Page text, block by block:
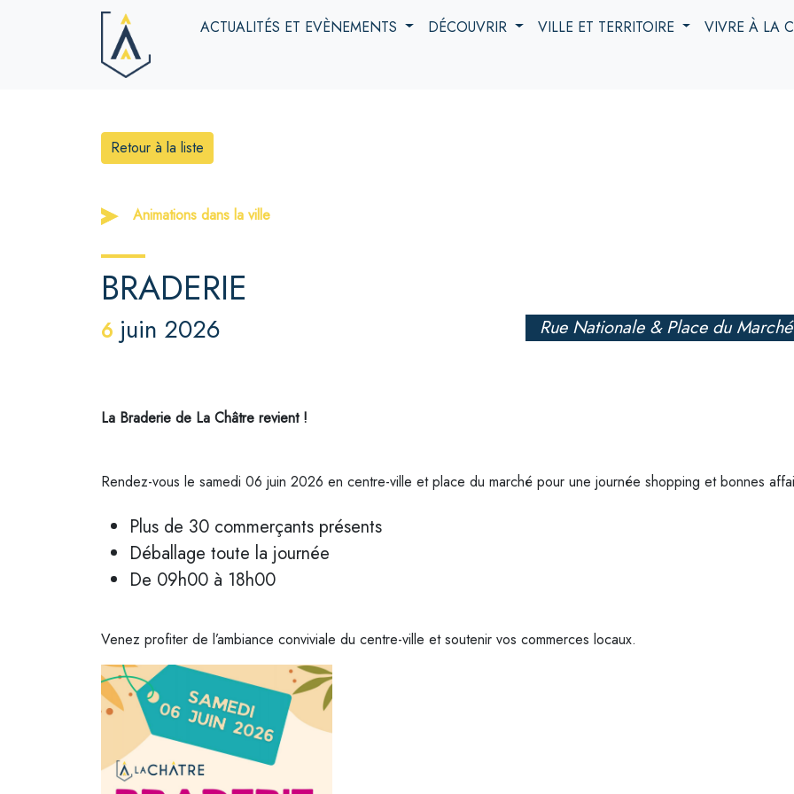
ACTUALITÉS ET EVÈNEMENTS DÉCOUVRIR VILLE ET TERRITOIRE VIVRE À LA
Retour à la liste
Animations dans la ville
BRADERIE
6 juin 2026 Rue Nationale & Place du Marché
La Braderie de La Châtre revient !
Rendez-vous le samedi 06 juin 2026 en centre-ville et place du marché pour une journée shopping et bonnes
Plus de 30 commerçants présents
Déballage toute la journée
De 09h00 à 18h00
Venez profiter de l’ambiance conviviale du centre-ville et soutenir vos commerces locaux.